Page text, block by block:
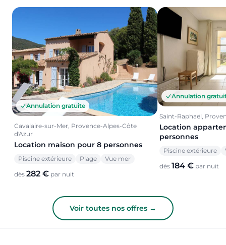
Annulation gratuite
Cavalaire-sur-Mer, Provence-Alpes-Côte
d'Azur
Location maison pour 8 personnes
Piscine extérieure Plage Vue mer
dès 282 € par nuit
Annulation
Saint-Raphaël,
Location
personnes
Piscine extérieure
dès 184 € par nuit
Voir toutes nos offres →